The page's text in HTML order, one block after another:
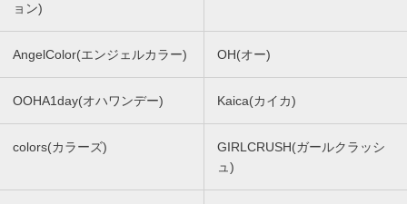
ョン)
AngelColor(エンジェルカラー) OH(オー)
OOHA1day(オハワンデー) Kaica(カイカ)
colors(カラーズ)
GIRLCRUSH(ガールクラッシ
ュ)